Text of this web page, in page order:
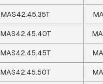
MAS42.45.35T
MAS42.45.40T
MAS42.45.45T
MAS42.45.50T